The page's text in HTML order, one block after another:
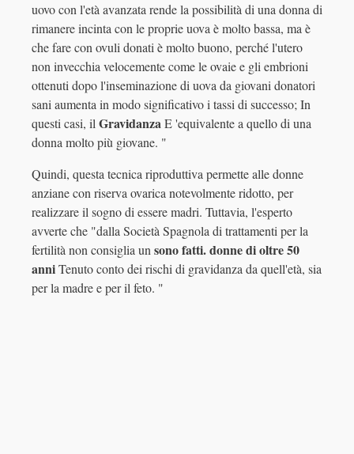
uovo con l'età avanzata rende la possibilità di una donna di
rimanere incinta con le proprie uova è molto bassa, ma è
che fare con ovuli donati è molto buono, perché l'utero
non invecchia velocemente come le ovaie e gli embrioni
ottenuti dopo l'inseminazione di uova da giovani donatori
sani aumenta in modo significativo i tassi di successo; In
questi casi, ilGravidanzaE 'equivalente a quello di una
donna molto più giovane. "
Quindi, questa tecnica riproduttiva permette alle donne
anziane con riserva ovarica notevolmente ridotto, per
realizzare il sogno di essere madri. Tuttavia, l'esperto
avverte che "dalla Società Spagnola di trattamenti per la
fertilità non consiglia unsono fatti. donne di oltre 50
anniTenuto conto dei rischi di gravidanza da quell'età, sia
per la madre e per il feto. "